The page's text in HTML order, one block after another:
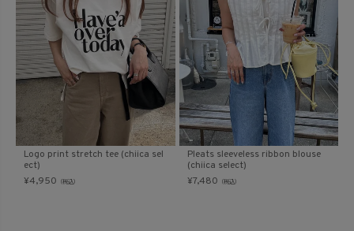
Logo print stretch tee (chiica sel
ect)
¥4,950 （税込）
Pleats sleeveless ribbon blouse
(chiica select)
¥7,480 （税込）